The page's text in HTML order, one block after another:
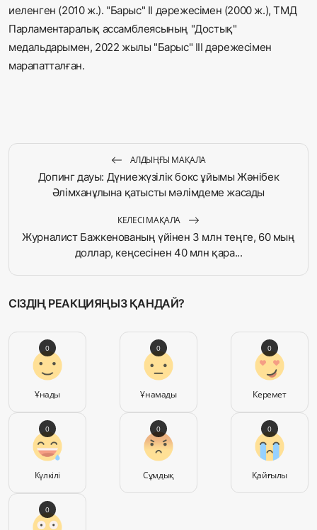
иеленген (2010 ж.). "Барыс" ІІ дәрежесімен (2000 ж.), ТМД
Парламентаралық ассамблеясының "Достық"
медальдарымен, 2022 жылы "Барыс" III дәрежесімен
марапатталған.
АЛДЫҢҒЫ МАҚАЛА
Допинг дауы: Дүниежүзілік бокс ұйымы Жәнібек
Әлімханұлына қатысты мәлімдеме жасады
КЕЛЕСІ МАҚАЛА
Журналист Бажкенованың үйінен 3 млн теңге, 60 мың
доллар, кеңсесінен 40 млн қара...
СІЗДІҢ РЕАКЦИЯҢЫЗ ҚАНДАЙ?
Ұнады
0
Ұнамады
0
Керемет
0
Күлкілі
0
Сұмдық
0
Қайғылы
0
0